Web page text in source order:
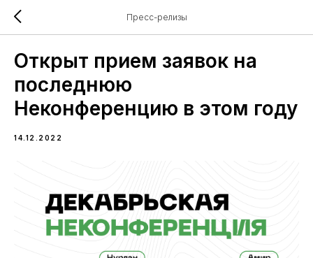
Пресс-релизы
Открыт прием заявок на
последнюю
Неконференцию в этом году
14.12.2022